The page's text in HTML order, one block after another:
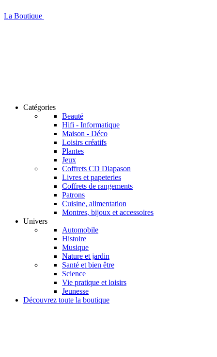
La Boutique
Catégories
Beauté
Hifi - Informatique
Maison - Déco
Loisirs créatifs
Plantes
Jeux
Coffrets CD Diapason
Livres et papeteries
Coffrets de rangements
Patrons
Cuisine, alimentation
Montres, bijoux et accessoires
Univers
Automobile
Histoire
Musique
Nature et jardin
Santé et bien être
Science
Vie pratique et loisirs
Jeunesse
Découvrez toute la boutique